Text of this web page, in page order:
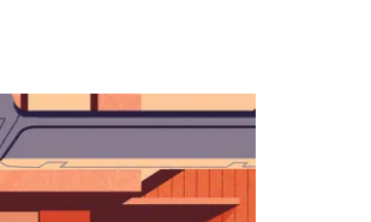
التقويم
واختيار
اضغط
زر